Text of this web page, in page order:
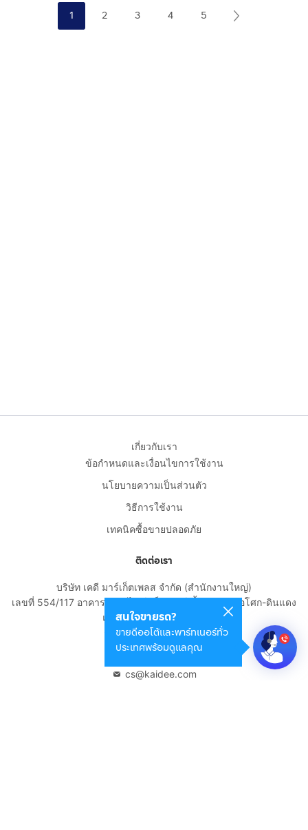
1 2 3 4 5
สนใจขายรถ?
ขายดีออโต้และพาร์ทเนอร์ทั่ว
ประเทศพร้อมดูแลคุณ
เกี่ยวกับเรา
ข้อกำหนดและเงื่อนไขการใช้งาน
นโยบายความเป็นส่วนตัว
วิธีการใช้งาน
เทคนิคซื้อขายปลอดภัย
ติดต่อเรา
บริษัท เคดี มาร์เก็ตเพลส จำกัด (สำนักงานใหญ่)
เลขที่ 554/117 อาคารสกายไนน์ เซ็นเตอร์ ชั้น 22 ถนนอโศก-ดินแดง
แขวงดินแดง เขตดินแดง
กรุงเทพมหานคร 10400
cs@kaidee.com